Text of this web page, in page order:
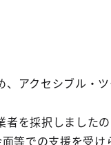
アクセシブル・
を採択しました
等での支援を受け